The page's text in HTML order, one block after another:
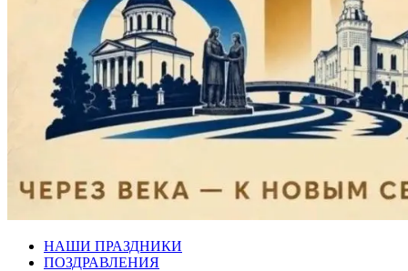
НАШИ ПРАЗДНИКИ
ПОЗДРАВЛЕНИЯ